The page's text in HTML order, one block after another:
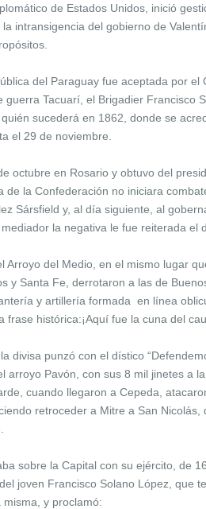
de Estados Unidos, inició
intransigencia del gobierno de
del Paraguay fue aceptada por
Tacuarí, el Brigadier Francisco
sucederá en 1862, donde se
el 29 de noviembre.
octubre en Rosario y obtuvo del
de la Confederación no iniciara
Sársfield y, al día siguiente, al
la negativa le fue reiterada el
Arroyo del Medio, en el mismo lugar
y Santa Fe, derrotaron a las de
y artillería formada en línea
frase histórica:¡Aquí fue la cuna del
divisa punzó con el dístico
arroyo Pavón, con sus 8 mil jinetes a
cuando llegaron a Cepeda,
retroceder a Mitre a San
sobre la Capital con su ejército, de
joven Francisco Solano López, que
y proclamó: